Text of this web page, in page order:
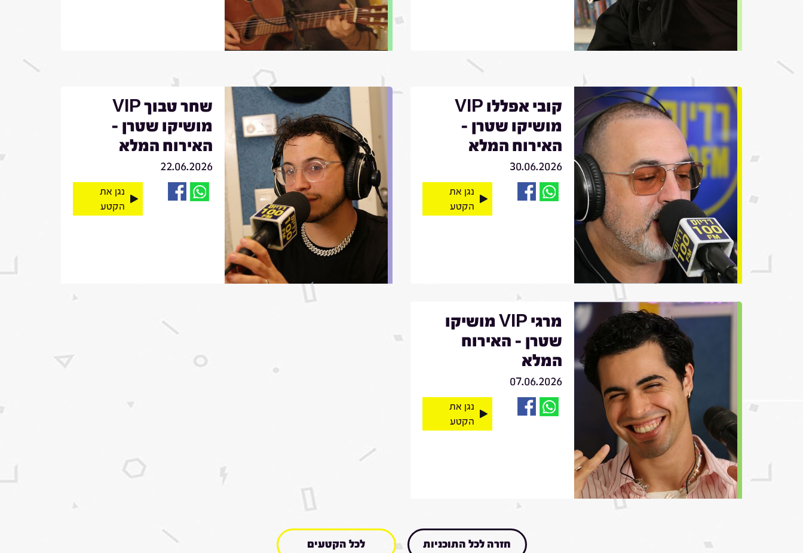
קובי אפללו VIP
מושיקו שטרן -
האירוח המלא
30.06.2026
נגן את
הקטע
שחר טבוך VIP
מושיקו שטרן -
האירוח המלא
22.06.2026
נגן את
הקטע
מרגי VIP מושיקו
שטרן - האירוח
המלא
07.06.2026
נגן את
הקטע
חזרה לכל התוכניות לכל הקטעים